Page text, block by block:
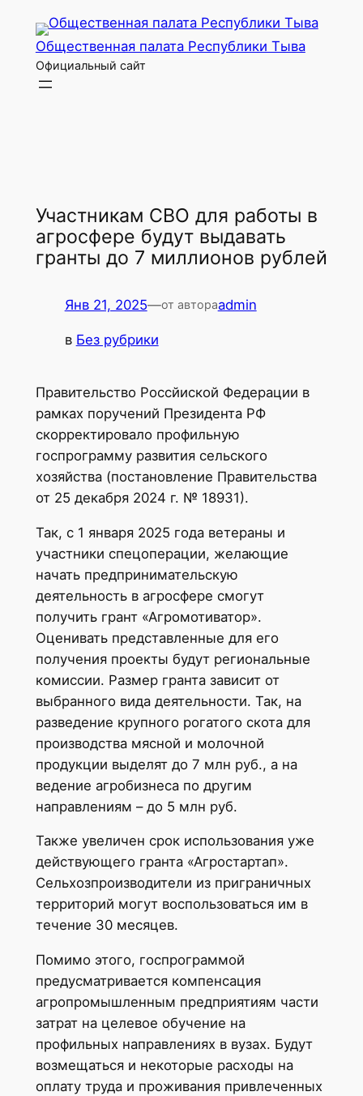
Перейти
содержимому
Общественная палата Республики Тыва
Официальный сайт
Участникам СВО для работы в
агросфере будут выдавать
гранты до 7 миллионов рублей
Янв 21, 2025—от автораadmin
в Без рубрики
Правительство Россйиской Федерации в
рамках поручений Президента РФ
скорректировало профильную
госпрограмму развития сельского
хозяйства (постановление Правительства
от 25 декабря 2024 г. № 18931).
Так, с 1 января 2025 года ветераны и
участники спецоперации, желающие
начать предпринимательскую
деятельность в агросфере смогут
получить грант «Агромотиватор».
Оценивать представленные для его
получения проекты будут региональные
комиссии. Размер гранта зависит от
выбранного вида деятельности. Так, на
разведение крупного рогатого скота для
производства мясной и молочной
продукции выделят до 7 млн руб., а на
ведение агробизнеса по другим
направлениям – до 5 млн руб.
Также увеличен срок использования уже
действующего гранта «Агростартап».
Сельхозпроизводители из приграничных
территорий могут воспользоваться им в
течение 30 месяцев.
Помимо этого, госпрограммой
предусматривается компенсация
агропромышленным предприятиям части
затрат на целевое обучение на
профильных направлениях в вузах. Будут
возмещаться и некоторые расходы на
оплату труда и проживания привлеченных